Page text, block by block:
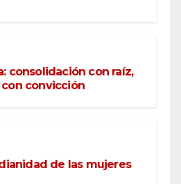
consolidación con raíz,
convicción
de las mujeres